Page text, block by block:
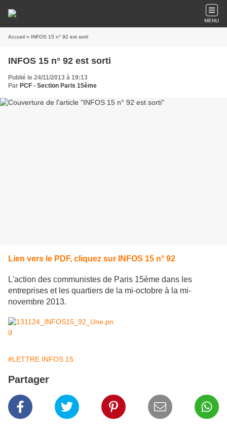
MENU
Accueil » INFOS 15 n° 92 est sorti
INFOS 15 n° 92 est sorti
Publié le 24/11/2013 à 19:13
Par PCF - Section Paris 15ème
Lien vers le PDF, cliquez sur INFOS 15 n° 92
L'action des communistes de Paris 15ème dans les
entreprises et les quartiers de la mi-octobre à la mi-
novembre 2013.
#LETTRE INFOS 15
Partager